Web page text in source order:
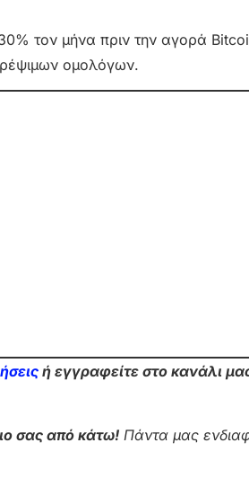
τον μήνα πριν την αγορά
ομολόγων.
ή εγγραφείτε στο κανάλι
σας από κάτω! Πάντα μας